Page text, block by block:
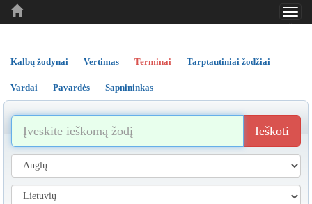
..
..
Kalbų žodynai Vertimas Terminai Tarptautiniai žodžiai
Vardai Pavardės Sapnininkas
Ieškoti